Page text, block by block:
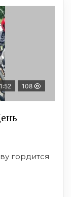
108
гордится